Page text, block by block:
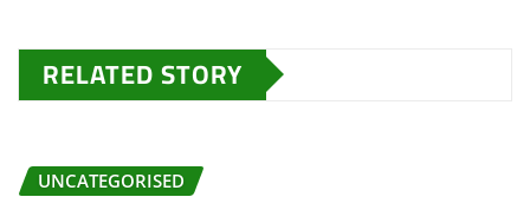
RELATED STORY
UNCATEGORISED